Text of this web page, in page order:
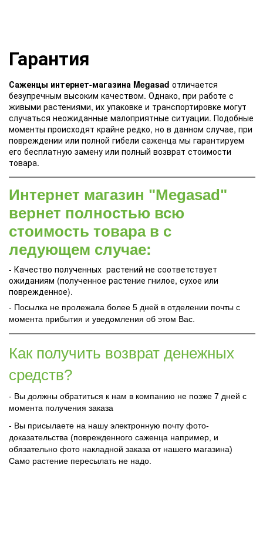
Гарантия
Саженцы интернет-магазина Megasad отличается
безупречным высоким качеством. Однако, при работе с
живыми растениями, их упаковке и транспортировке могут
случаться неожиданные малоприятные ситуации. Подобные
моменты происходят крайне редко, но в данном случае, при
повреждении или полной гибели саженца мы гарантируем
его бесплатную замену или полный возврат стоимости
товара.
Интернет магазин "Megasad"
вернет полностью всю
стоимость товара в с
ледующем случае:
- Качество полученных растений не соответствует
ожиданиям (полученное растение гнилое, сухое или
поврежденное).
- Посылка не пролежала более 5 дней в отделении почты с
момента прибытия и уведомления об этом Вас.
Как получить возврат денежных
средств?
- Вы должны обратиться к нам в компанию не позже 7 дней с
момента получения заказа
- Вы присылаете на нашу электронную почту фото-
доказательства (поврежденного саженца например, и
обязательно фото накладной заказа от нашего магазина)
Само растение пересылать не надо.